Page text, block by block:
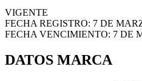
VIGENTE
FECHA REGISTRO: 7 DE
FECHA VENCIMIENTO: 7 DE
DATOS MARCA